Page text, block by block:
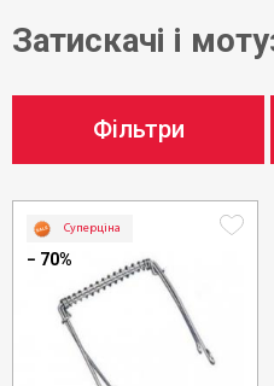
Затискачі і
Фільтри
Суперціна
− 70%